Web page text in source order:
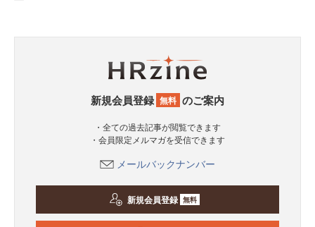
新規会員登録 無料 のご案内
・全ての過去記事が閲覧できます
・会員限定メルマガを受信できます
メールバックナンバー
新規会員登録 無料